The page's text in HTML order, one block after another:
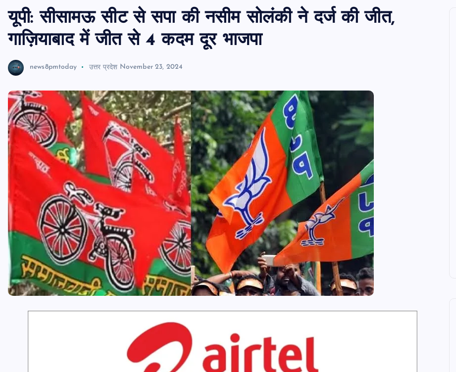
यूपी: सीसामऊ सीट से सपा की नसीम सोलंकी ने दर्ज की जीत,
गाज़ियाबाद में जीत से 4 कदम दूर भाजपा
news8pmtoday उत्तर प्रदेश November 23, 2024
जीवन शैली
आजमगढ़ में राज्य आयुक्त दिव्यांगजन की मोबाइल
कोर्ट, मौके पर सुनीं शिकायतें,कई मामलों का
तत्काल निस्तारण
news8pmtoday August 6, 2026